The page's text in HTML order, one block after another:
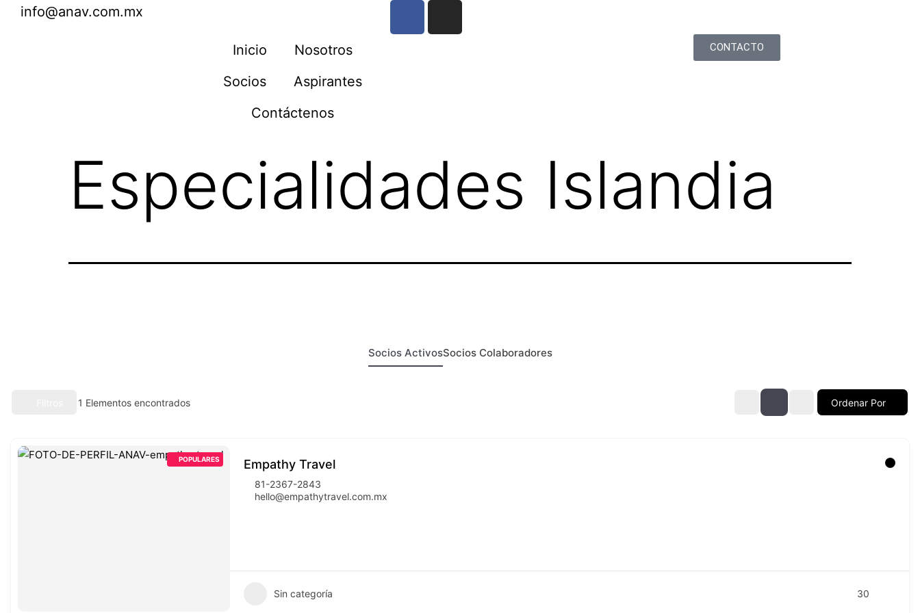
info@anav.com.mx
Inicio
Nosotros
Socios
Aspirantes
Contáctenos
CONTACTO
Especialidades Islandia
Socios ActivosSocios Colaboradores
1 Elementos encontrados Ordenar Por
POPULARES Empathy Travel
81-2367-2843
hello@empathytravel.com.mx
Sin categoría 30